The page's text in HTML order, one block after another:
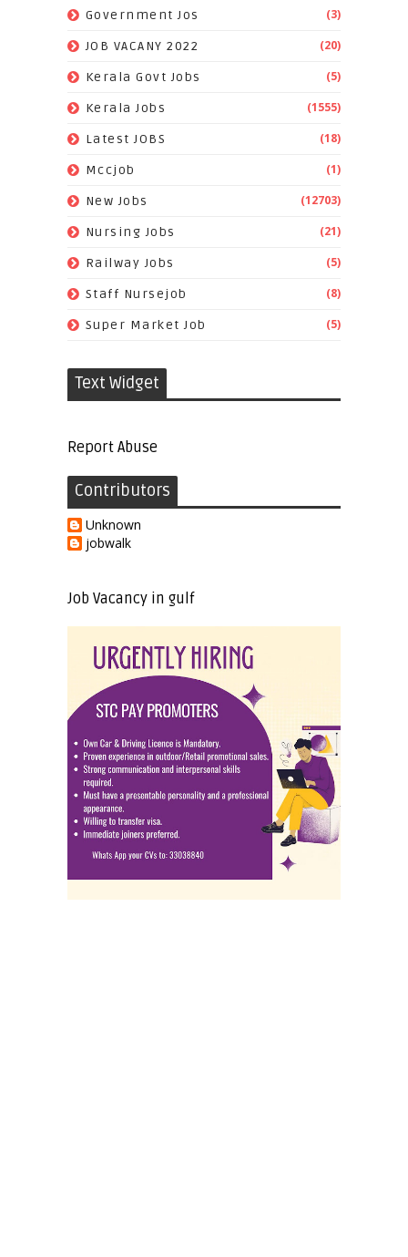
Government Jos (3)
JOB VACANY 2022 (20)
Kerala Govt Jobs (5)
Kerala Jobs (1555)
Latest JOBS (18)
Mccjob (1)
New Jobs (12703)
Nursing Jobs (21)
Railway Jobs (5)
Staff Nursejob (8)
Super Market Job (5)
Text Widget
Report Abuse
Contributors
Unknown
jobwalk
Job Vacancy in gulf